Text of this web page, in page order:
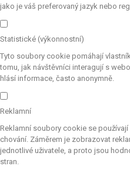
jako je váš preferovaný jazyk nebo
Statistické (výkonnostní)
Tyto soubory cookie pomáhají
tomu, jak návštěvníci interagují s
hlásí informace, často anonymně.
Reklamní
Reklamní soubory cookie se
chování. Záměrem je zobrazovat
jednotlivé uživatele, a proto jsou
stran.